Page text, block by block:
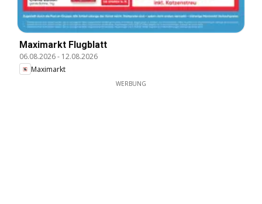
Maximarkt Flugblatt
06.08.2026- 12.08.2026
Maximarkt
WERBUNG